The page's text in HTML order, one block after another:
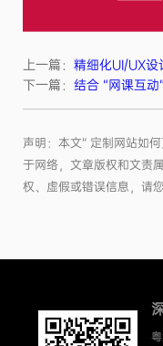
上一篇： 精细化UI/UX
下一篇： 结合 “网课互
声明：本文“ 定制网站如
于网络，文章版权和文责
权、虚假或错误信息，请